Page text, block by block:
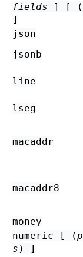
fields ] [ (
]
json
jsonb
line
lseg
macaddr
macaddr8
money
numeric [ (p
s ) ]